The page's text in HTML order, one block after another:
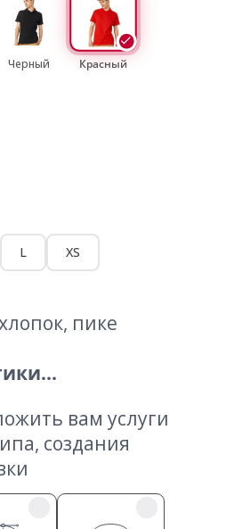
Черный Красный
L XS
пике
вам услуги
создания